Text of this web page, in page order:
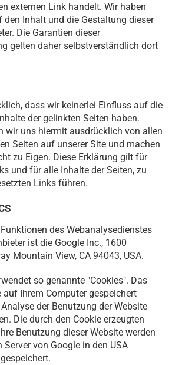
externen Link handelt. Wir haben
den Inhalt und die Gestaltung dieser
Die Garantien dieser
gelten daher selbstverständlich dort
dass wir keinerlei Einfluss auf die
der gelinkten Seiten haben.
wir uns hiermit ausdrücklich von allen
Seiten auf unserer Site und machen
zu Eigen. Diese Erklärung gilt für
und für alle Inhalte der Seiten, zu
Links führen.
des Webanalysedienstes
ist die Google Inc., 1600
Mountain View, CA 94043, USA.
so genannte "Cookies". Das
auf Ihrem Computer gespeichert
der Benutzung der Website
Die durch den Cookie erzeugten
Benutzung dieser Website werden
Server von Google in den USA